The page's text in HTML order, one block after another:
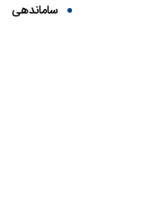
ساماندهی